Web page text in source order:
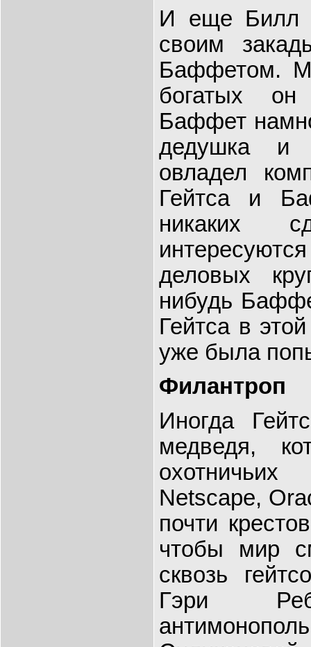
И еще Билл
своим
Баффетом.
богатых
Баффет
дедушка и
овладел
Гейтса и
никаких
деловых
нибудь
Гейтса в
уже была
Филантроп
Иногда
медведя,
Netscape,
почти
чтобы мир
сквозь
Гэри